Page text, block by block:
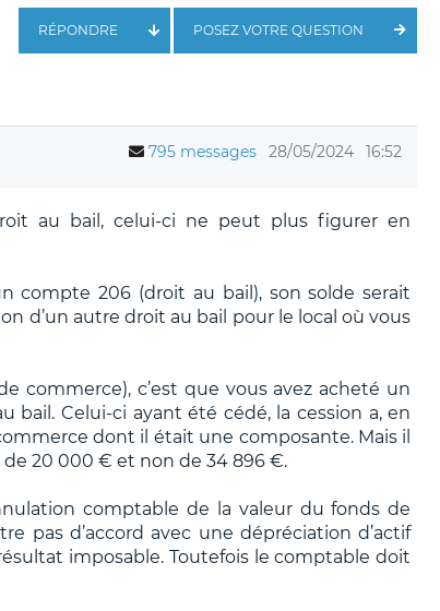
POSEZ VOTRE QUESTION
RÉPONDRE
795 messages 28/05/2024 16:52
au bail, celui-ci ne peut plus figurer en
compte 206 (droit au bail), son solde serait
d’un autre droit au bail pour le local où vous
commerce), c’est que vous avez acheté un
Celui-ci ayant été cédé, la cession a, en
dont il était une composante. Mais il
20 000 € et non de 34 896 €.
comptable de la valeur du fonds de
pas d’accord avec une dépréciation d’actif
imposable. Toutefois le comptable doit